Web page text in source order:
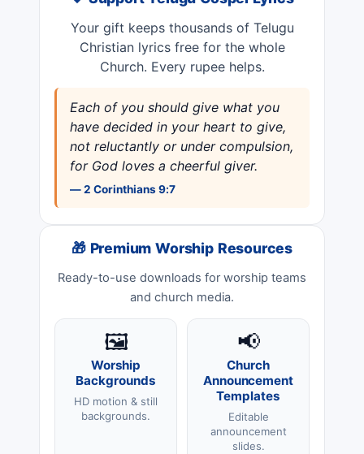
Your gift keeps thousands of Telugu
Christian lyrics free for the whole
Church. Every rupee helps.
Each of you should give what you
have decided in your heart to give,
not reluctantly or under compulsion,
for God loves a cheerful giver.
— 2 Corinthians 9:7
🎁 Premium Worship Resources
Ready-to-use downloads for worship teams
and church media.
🖼️
Worship
Backgrounds
HD motion & still
backgrounds.
📢
Church
Announcement
Templates
Editable
announcement
slides.